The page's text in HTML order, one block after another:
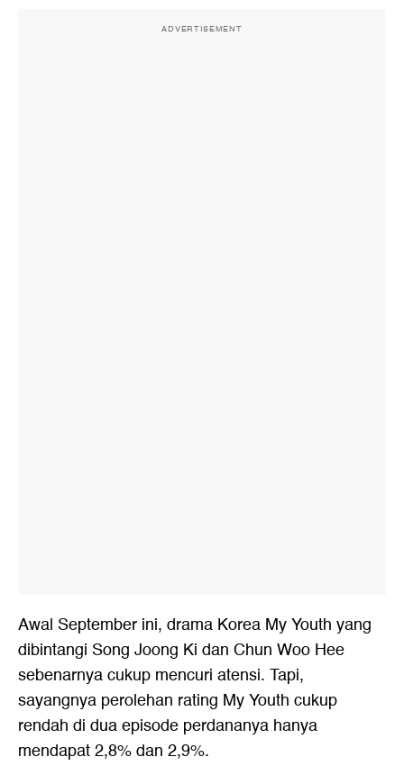
ADVERTISEMENT
Awal September ini, drama Korea My Youth yang
dibintangi Song Joong Ki dan Chun Woo Hee
sebenarnya cukup mencuri atensi. Tapi,
sayangnya perolehan rating My Youth cukup
rendah di dua episode perdananya hanya
mendapat 2,8% dan 2,9%.